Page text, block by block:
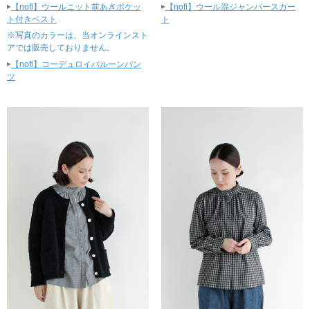
▸ 【nofl】ウールニット前あきポケッ
ト付きベスト
※写真のカラーは、当オンラインスト
アでは販売しておりません。
▸ 【nofl】コーデュロイバルーンパン
ツ
▸【nofl】ウール混ジャンパースカー
ト